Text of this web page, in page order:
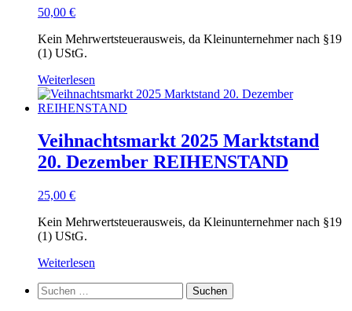
50,00 €
Kein Mehrwertsteuerausweis, da Kleinunternehmer nach §19
(1) UStG.
Weiterlesen
Veihnachtsmarkt 2025 Marktstand
20. Dezember REIHENSTAND
25,00 €
Kein Mehrwertsteuerausweis, da Kleinunternehmer nach §19
(1) UStG.
Weiterlesen
Suchen
nach: